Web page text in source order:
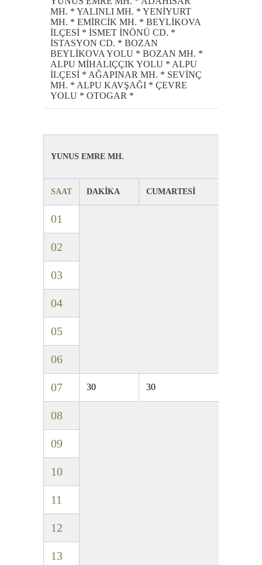
MH. * YALINLI MH. * YENİYURT
MH. * EMİRCİK MH. * BEYLİKOVA
İLÇESİ * İSMET İNÖNÜ CD. *
İSTASYON CD. * BOZAN
BEYLİKOVA YOLU * BOZAN MH. *
ALPU MİHALIÇÇIK YOLU * ALPU
İLÇESİ * AĞAPINAR MH. * SEVİNÇ
MH. * ALPU KAVŞAĞI * ÇEVRE
YOLU * OTOGAR *
YUNUS EMRE MH.
SAAT DAKİKA CUMARTESİ
01
02
03
04
05
06
07 30 30
08
09
10
11
12
13